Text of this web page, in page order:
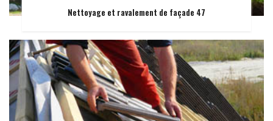
Nettoyage et ravalement de façade 47